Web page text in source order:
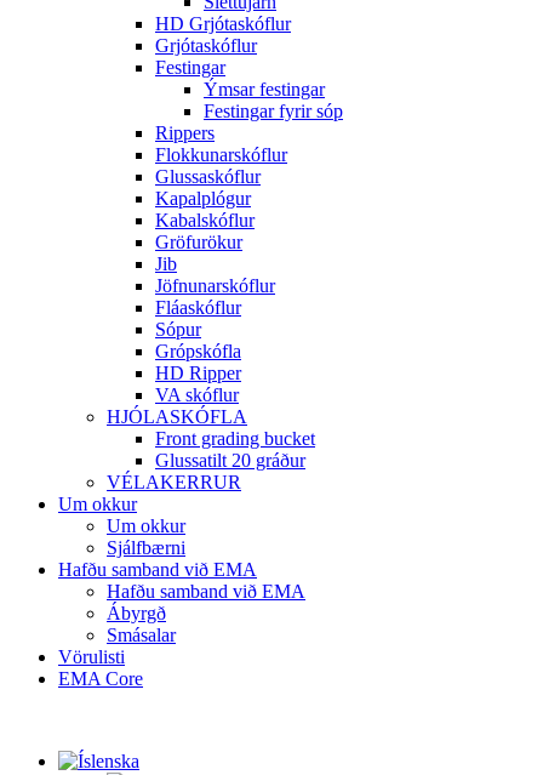
HD Grjótaskóflur
Grjótaskóflur
Festingar
Ýmsar festingar
Festingar fyrir sóp
Rippers
Flokkunarskóflur
Glussaskóflur
Kapalplógur
Kabalskóflur
Gröfurökur
Jib
Jöfnunarskóflur
Fláaskóflur
Sópur
Grópskófla
HD Ripper
VA skóflur
HJÓLASKÓFLA
Front grading bucket
Glussatilt 20 gráður
VÉLAKERRUR
Um okkur
Um okkur
Sjálfbærni
Hafðu samband við EMA
Hafðu samband við EMA
Ábyrgð
Smásalar
Vörulisti
EMA Core